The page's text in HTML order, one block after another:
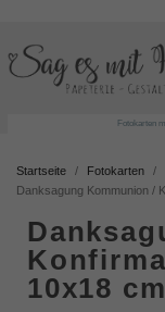
Fotokarten
Startseite Fotokarten
Danksagung Kommunion /
10x18